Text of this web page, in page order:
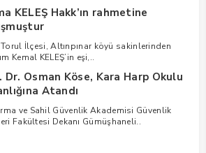
KELEŞ Hakk’ın rahmetine
İlçesi, Altınpınar köyü sakinlerinden
Kemal KELEŞ’in eşi,..
Dr. Osman Köse, Kara Harp Okulu
Atandı
ve Sahil Güvenlik Akademisi Güvenlik
Fakültesi Dekanı Gümüşhaneli..